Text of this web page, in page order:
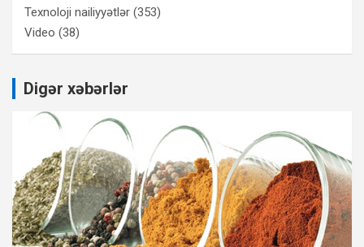
Texnoloji nailiyyətlər (353)
Video (38)
Digər xəbərlər